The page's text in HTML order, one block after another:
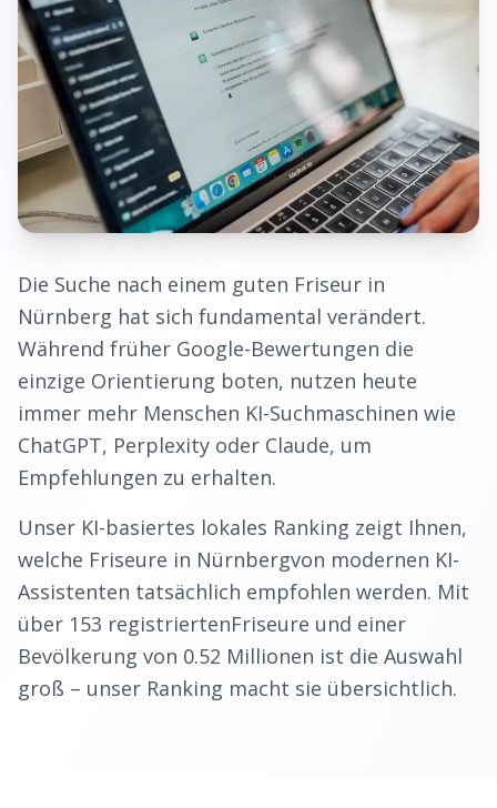
Die Suche nach einem guten Friseur in
Nürnberg hat sich fundamental verändert.
Während früher Google-Bewertungen die
einzige Orientierung boten, nutzen heute
immer mehr Menschen KI-Suchmaschinen wie
ChatGPT, Perplexity oder Claude, um
Empfehlungen zu erhalten.
Unser KI-basiertes lokales Ranking zeigt Ihnen,
welche Friseure in Nürnbergvon modernen KI-
Assistenten tatsächlich empfohlen werden. Mit
über 153 registriertenFriseure und einer
Bevölkerung von 0.52 Millionen ist die Auswahl
groß – unser Ranking macht sie übersichtlich.